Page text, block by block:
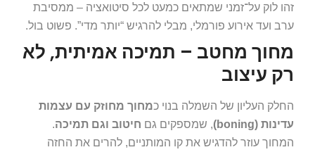
זהו לוק על־זמני שמתאים כמעט לכל סיטואציה – ממסיבת
ערב ועד אירוע פורמלי, מבלי להרגיש “יותר מדי”. פשוט בול.
מחוך מחטב – תמיכה אמיתית, לא
רק עיצוב
החלק העליון של השמלה בנוי כמחוך מחוזק עם עצמות
עדינות (boning)
, שמספקים גם חיטוב וגם תמיכה.
המחוך עוזר להדגיש את קו המותניים, להרים את החזה